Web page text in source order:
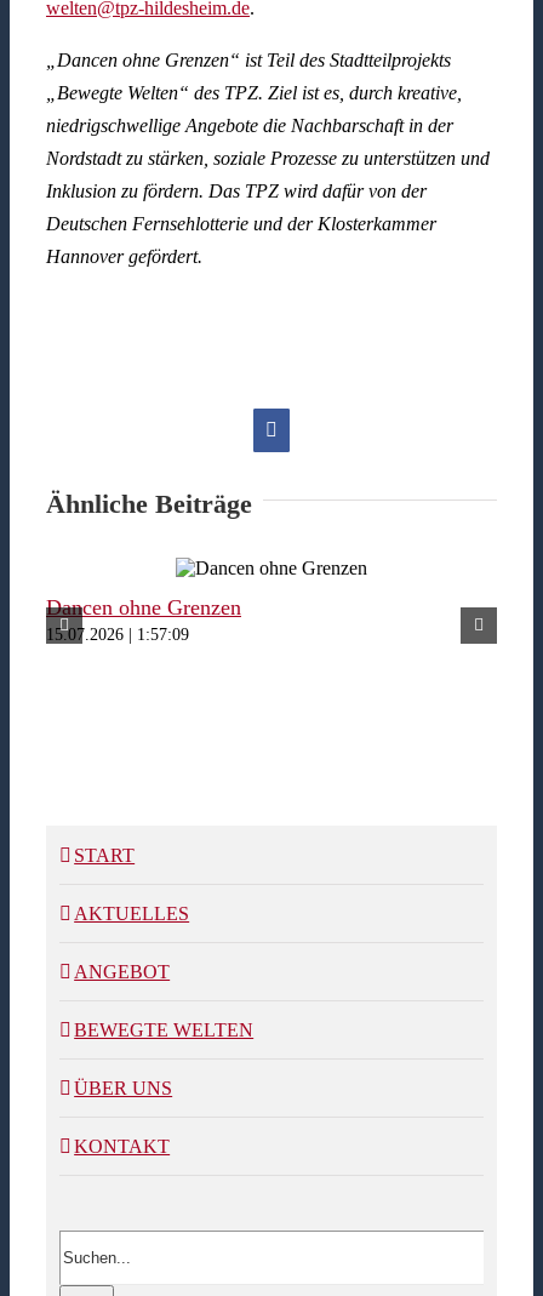
welten@tpz-hildesheim.de.
„Dancen ohne Grenzen“ ist Teil des Stadtteilprojekts
„Bewegte Welten“ des TPZ. Ziel ist es, durch kreative,
niedrigschwellige Angebote die Nachbarschaft in der
Nordstadt zu stärken, soziale Prozesse zu unterstützen und
Inklusion zu fördern. Das TPZ wird dafür von der
Deutschen Fernsehlotterie und der Klosterkammer
Hannover gefördert.
Facebook
Ähnliche Beiträge
Dancen ohne Grenzen
15.07.2026 | 1:57:09
START
AKTUELLES
ANGEBOT
BEWEGTE WELTEN
ÜBER UNS
KONTAKT